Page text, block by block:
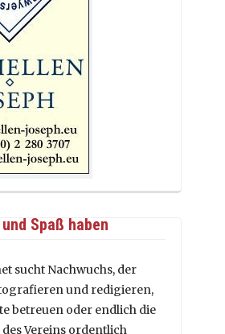
Spaß haben
sucht Nachwuchs, der
und redigieren,
betreuen oder endlich die
Vereins ordentlich